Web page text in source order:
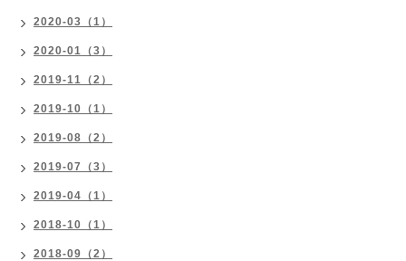
2020-03（1）
2020-01（3）
2019-11（2）
2019-10（1）
2019-08（2）
2019-07（3）
2019-04（1）
2018-10（1）
2018-09（2）